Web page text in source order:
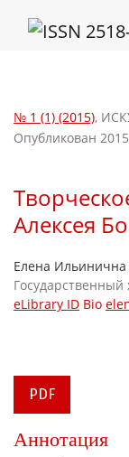
Творческое
№ 1 (1) (2015),
Алексея
Опубликован
Елена Ильинична
Государственный
eLibrary ID Bio
PDF
Аннотация